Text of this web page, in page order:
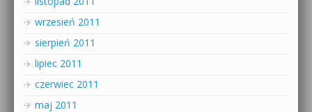
wrzesień 2011
sierpień 2011
lipiec 2011
czerwiec 2011
maj 2011